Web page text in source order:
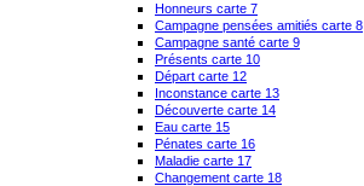
Honneurs carte 7
Campagne pensées amitiés carte 8
Campagne santé carte 9
Présents carte 10
Départ carte 12
Inconstance carte 13
Découverte carte 14
Eau carte 15
Pénates carte 16
Maladie carte 17
Changement carte 18